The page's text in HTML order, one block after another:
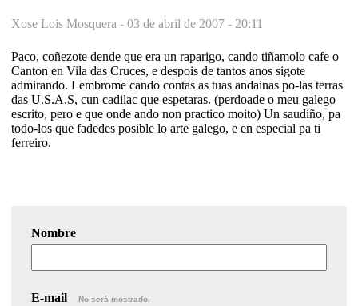
Xose Lois Mosquera - 03 de abril de 2007 - 20:11
Paco, coñezote dende que era un raparigo, cando tiñamolo cafe o
Canton en Vila das Cruces, e despois de tantos anos sigote
admirando. Lembrome cando contas as tuas andainas po-las terras
das U.S.A.S, cun cadilac que espetaras. (perdoade o meu galego
escrito, pero e que onde ando non practico moito) Un saudiño, pa
todo-los que fadedes posible lo arte galego, e en especial pa ti
ferreiro.
Nombre
E-mail No será mostrado.